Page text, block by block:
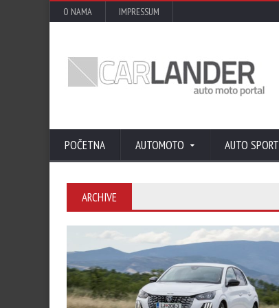
O NAMA IMPRESSUM
POČETNA AUTOMOTO AUTO SPORT
ARCHIVE